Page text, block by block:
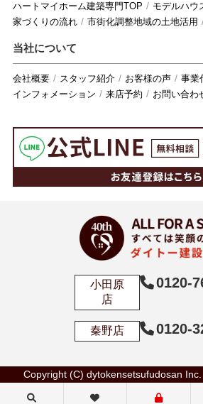
ハートマイホーム建築専門TOP モデルハウ
家づくりの流れ
市街化調整地域の土地活用
当社について
会社概要 スタッフ紹介 お客様の声
事業
インフォメーション
来店予約 お問い合わ
小田原
店
0120-
秦野店 0120-
Copyright (C) dytokensetsufudosan